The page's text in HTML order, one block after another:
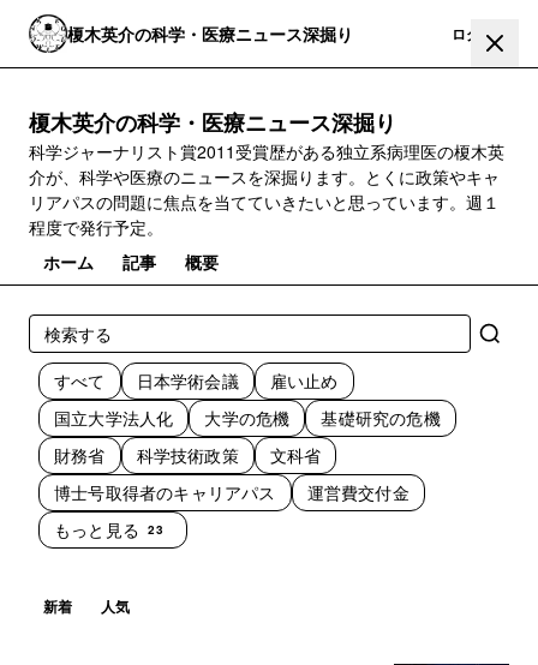
榎木英介の科学・医療ニュース深掘り ログイン
榎木英介の科学・医療ニュース深掘り
科学ジャーナリスト賞2011受賞歴がある独立系病理医の榎木英
介が、科学や医療のニュースを深掘ります。とくに政策やキャ
リアパスの問題に焦点を当てていきたいと思っています。週１
程度で発行予定。
ホーム
記事 概要
すべて 日本学術会議
雇い止め
国立大学法人化
大学の危機
基礎研究の危機
財務省
科学技術政策
文科省
博士号取得者のキャリアパス
運営費交付金
もっと見る 23
新着 人気